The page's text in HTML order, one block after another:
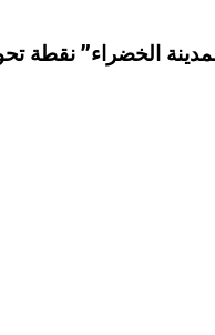
الخضراء” نقطة